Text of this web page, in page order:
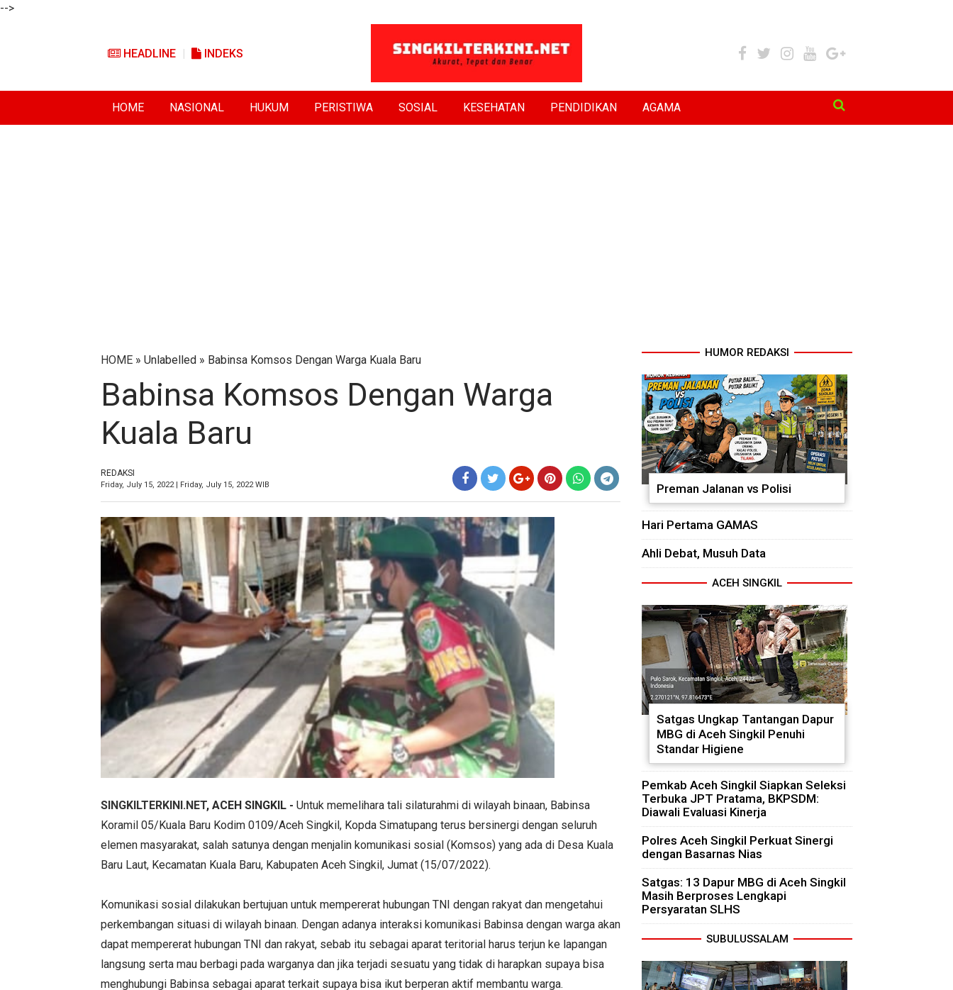
-->
HEADLINE INDEKS
HOME NASIONAL HUKUM PERISTIWA SOSIAL KESEHATAN PENDIDIKAN AGAMA
HOME » Unlabelled » Babinsa Komsos Dengan Warga Kuala Baru
Babinsa Komsos Dengan Warga
Kuala Baru
REDAKSI
Friday, July 15, 2022 | Friday, July 15, 2022 WIB
SINGKILTERKINI.NET, ACEH SINGKIL - Untuk memelihara tali silaturahmi di wilayah binaan, Babinsa
Koramil 05/Kuala Baru Kodim 0109/Aceh Singkil, Kopda Simatupang terus bersinergi dengan seluruh
elemen masyarakat, salah satunya dengan menjalin komunikasi sosial (Komsos) yang ada di Desa Kuala
Baru Laut, Kecamatan Kuala Baru, Kabupaten Aceh Singkil, Jumat (15/07/2022).
Komunikasi sosial dilakukan bertujuan untuk mempererat hubungan TNI dengan rakyat dan mengetahui
perkembangan situasi di wilayah binaan. Dengan adanya interaksi komunikasi Babinsa dengan warga akan
dapat mempererat hubungan TNI dan rakyat, sebab itu sebagai aparat teritorial harus terjun ke lapangan
langsung serta mau berbagi pada warganya dan jika terjadi sesuatu yang tidak di harapkan supaya bisa
menghubungi Babinsa sebagai aparat terkait supaya bisa ikut berperan aktif membantu warga.
HUMOR REDAKSI
Preman Jalanan vs Polisi
Hari Pertama GAMAS
Ahli Debat, Musuh Data
ACEH SINGKIL
Satgas Ungkap Tantangan Dapur
MBG di Aceh Singkil Penuhi
Standar Higiene
Pemkab Aceh Singkil Siapkan Seleksi
Terbuka JPT Pratama, BKPSDM:
Diawali Evaluasi Kinerja
Polres Aceh Singkil Perkuat Sinergi
dengan Basarnas Nias
Satgas: 13 Dapur MBG di Aceh Singkil
Masih Berproses Lengkapi
Persyaratan SLHS
SUBULUSSALAM